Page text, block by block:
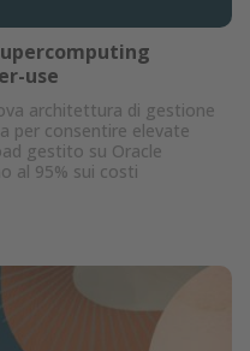
use
architettura di gestione
per consentire elevate
gestito su Oracle
al 95% sui costi